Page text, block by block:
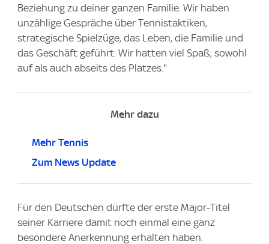
Beziehung zu deiner ganzen Familie. Wir haben
unzählige Gespräche über Tennistaktiken,
strategische Spielzüge, das Leben, die Familie und
das Geschäft geführt. Wir hatten viel Spaß, sowohl
auf als auch abseits des Platzes."
Mehr dazu
Mehr Tennis
Zum News Update
Für den Deutschen dürfte der erste Major-Titel
seiner Karriere damit noch einmal eine ganz
besondere Anerkennung erhalten haben.